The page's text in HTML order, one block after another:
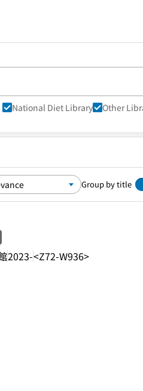
National Diet Library Other
Group by title
2023-<Z72-W936>